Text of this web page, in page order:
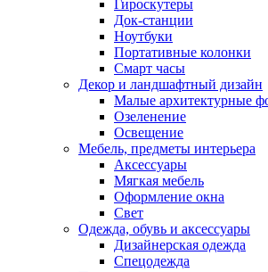
Гироскутеры
Док-станции
Ноутбуки
Портативные колонки
Смарт часы
Декор и ландшафтный дизайн
Малые архитектурные
Озеленение
Освещение
Мебель, предметы интерьера
Аксессуары
Мягкая мебель
Оформление окна
Свет
Одежда, обувь и аксессуары
Дизайнерская одежда
Спецодежда